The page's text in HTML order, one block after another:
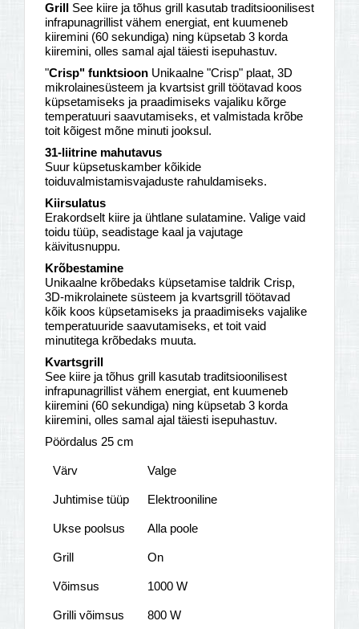
Grill See kiire ja tõhus grill kasutab traditsioonilisest
infrapunagrillist vähem energiat, ent kuumeneb
kiiremini (60 sekundiga) ning küpsetab 3 korda
kiiremini, olles samal ajal täiesti isepuhastuv.
"Crisp" funktsioon Unikaalne "Crisp" plaat, 3D
mikrolainesüsteem ja kvartsist grill töötavad koos
küpsetamiseks ja praadimiseks vajaliku kõrge
temperatuuri saavutamiseks, et valmistada krõbe
toit kõigest mõne minuti jooksul.
31-liitrine mahutavus
Suur küpsetuskamber kõikide
toiduvalmistamisvajaduste rahuldamiseks.
Kiirsulatus
Erakordselt kiire ja ühtlane sulatamine. Valige vaid
toidu tüüp, seadistage kaal ja vajutage
käivitusnuppu.
Krõbestamine
Unikaalne krõbedaks küpsetamise taldrik Crisp,
3D-mikrolainete süsteem ja kvartsgrill töötavad
kõik koos küpsetamiseks ja praadimiseks vajalike
temperatuuride saavutamiseks, et toit vaid
minutitega krõbedaks muuta.
Kvartsgrill
See kiire ja tõhus grill kasutab traditsioonilisest
infrapunagrillist vähem energiat, ent kuumeneb
kiiremini (60 sekundiga) ning küpsetab 3 korda
kiiremini, olles samal ajal täiesti isepuhastuv.
Pöördalus 25 cm
Värv Valge
Juhtimise tüüp Elektrooniline
Ukse poolsus Alla poole
Grill On
Võimsus 1000 W
Grilli võimsus 800 W